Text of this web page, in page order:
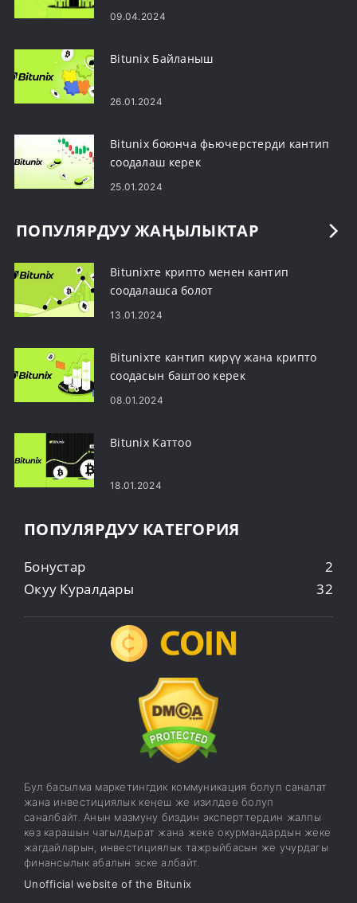
09.04.2024
Bitunix Байланыш
26.01.2024
Bitunix боюнча фьючерстерди кантип
соодалаш керек
25.01.2024
ПОПУЛЯРДУУ ЖАҢЫЛЫКТАР
Bitunixте крипто менен кантип
соодалашса болот
13.01.2024
Bitunixте кантип кирүү жана крипто
соодасын баштоо керек
08.01.2024
Bitunix Каттоо
18.01.2024
ПОПУЛЯРДУУ КАТЕГОРИЯ
Бонустар
2
Окуу Куралдары
32
Бул басылма маркетингдик коммуникация болуп саналат
жана инвестициялык кеңеш же изилдөө болуп
саналбайт. Анын мазмуну биздин эксперттердин жалпы
көз карашын чагылдырат жана жеке окурмандардын жеке
жагдайларын, инвестициялык тажрыйбасын же учурдагы
финансылык абалын эске албайт.
Unofficial website of the Bitunix